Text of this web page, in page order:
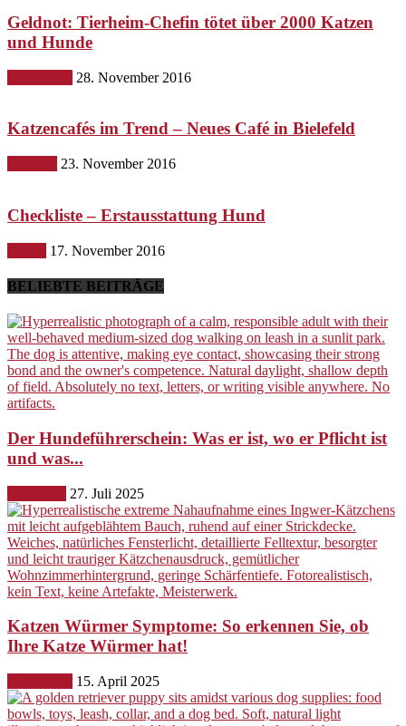
Geldnot: Tierheim-Chefin tötet über 2000 Katzen
und Hunde
28. November 2016
Katzencafés im Trend – Neues Café in Bielefeld
23. November 2016
Checkliste – Erstausstattung Hund
17. November 2016
BELIEBTE BEITRÄGE
Der Hundeführerschein: Was er ist, wo er Pflicht ist
und was...
27. Juli 2025
Katzen Würmer Symptome: So erkennen Sie, ob
Ihre Katze Würmer hat!
15. April 2025